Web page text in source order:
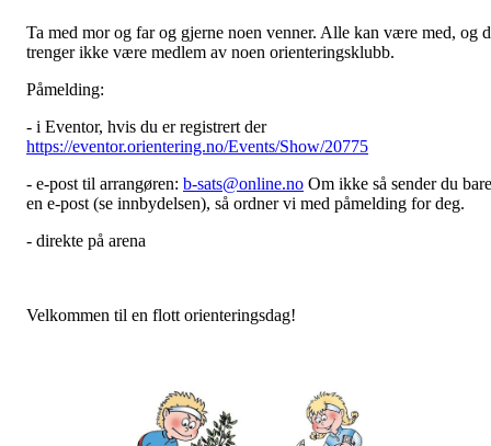
Ta med mor og far og gjerne noen venner. Alle kan være med, og
trenger ikke være medlem av noen orienteringsklubb.
Påmelding:
- i Eventor, hvis du er registrert der
https://eventor.orientering.no/Events/Show/20775
- e-post til arrangøren: b-sats@online.no Om ikke så sender du bare
en e-post (se innbydelsen), så ordner vi med påmelding for deg.
- direkte på arena
Velkommen til en flott orienteringsdag!